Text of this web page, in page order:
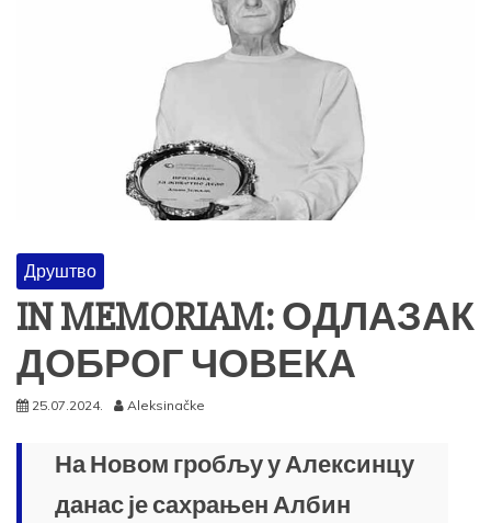
Друштво
IN MEMORIAM: ОДЛАЗАК
ДОБРОГ ЧОВЕКА
25.07.2024. Aleksinačke
На Новом гробљу у Алексинцу
данас је сахрањен Албин